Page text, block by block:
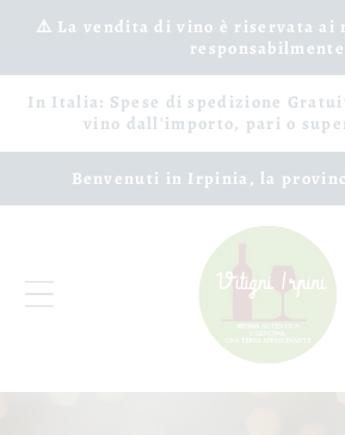
Vai
direttamente
⚠️ La vendita di vino è riservata ai
responsabilmente
In Italia: Spese di spedizione
vino dall'importo, pari o
Benvenuti in Irpinia, la